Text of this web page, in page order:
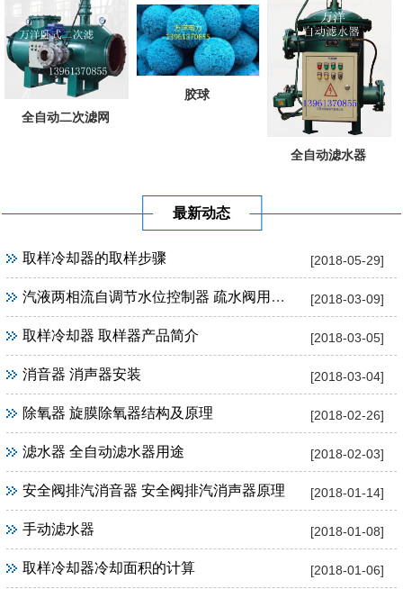
全自动二次滤网
胶球
全自动滤水器
最新动态
[2018-05-29]
取样冷却器的取样步骤
[2018-03-09]
汽液两相流自调节水位控制器 疏水阀用途及优点
[2018-03-05]
取样冷却器 取样器产品简介
[2018-03-04]
消音器 消声器安装
[2018-02-26]
除氧器 旋膜除氧器结构及原理
[2018-02-03]
滤水器 全自动滤水器用途
[2018-01-14]
安全阀排汽消音器 安全阀排汽消声器原理
[2018-01-08]
手动滤水器
[2018-01-06]
取样冷却器冷却面积的计算